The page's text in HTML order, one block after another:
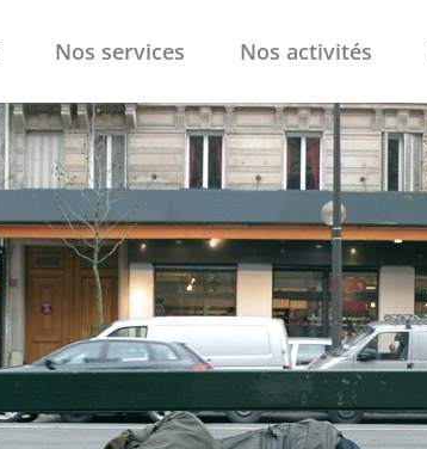
Nos services Nos activités